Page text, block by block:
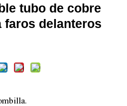
tubo de cobre
faros delanteros